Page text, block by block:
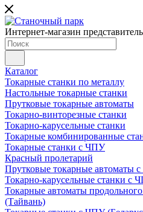
Интернет-магазин
Каталог
Токарные станки по металлу
Настольные токарные станки
Прутковые токарные автоматы
Токарно-винторезные станки
Токарно-карусельные станки
Токарные комбинированные
Токарные станки с ЧПУ
Красный пролетарий
Прутковые токарные автоматы
Токарно-карусельные станки с
Токарные автоматы
(Тайвань)